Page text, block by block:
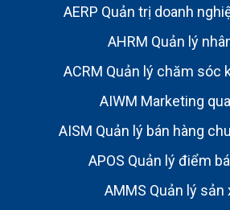
AERP Quản trị doanh
AHRM Quản lý
ACRM Quản lý chăm sóc
AIWM Marketing
AISM Quản lý bán hàng
APOS Quản lý điểm
AMMS Quản lý sản